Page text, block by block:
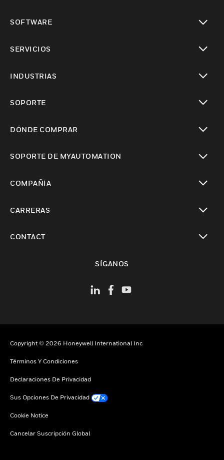
SOFTWARE
SERVICIOS
INDUSTRIAS
SOPORTE
DÓNDE COMPRAR
SOPORTE DE MYAUTOMATION
COMPAÑÍA
CARRERAS
CONTACT
SÍGANOS
Copyright © 2026 Honeywell International Inc
Términos Y Condiciones
Declaraciones De Privacidad
Sus Opciones De Privacidad
Cookie Notice
Cancelar Suscripción Global